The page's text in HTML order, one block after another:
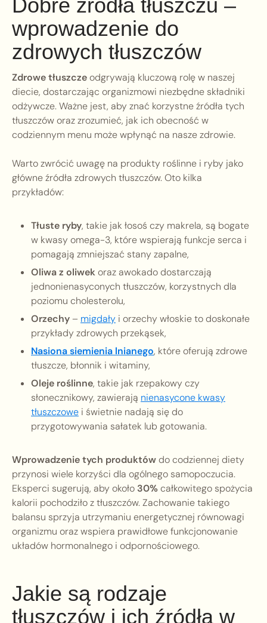
Dobre źródła tłuszczu –
wprowadzenie do
zdrowych tłuszczów
Zdrowe tłuszczeodgrywają kluczową rolę w naszej
diecie, dostarczając organizmowi niezbędne składniki
odżywcze. Ważne jest, aby znać korzystne źródła tych
tłuszczów oraz zrozumieć, jak ich obecność w
codziennym menu może wpłynąć na nasze zdrowie.
Warto zwrócić uwagę na produkty roślinne i ryby jako
główne źródła zdrowych tłuszczów. Oto kilka
przykładów:
Tłuste ryby, takie jak łosoś czy makrela, są bogate
w kwasy omega-3, które wspierają funkcje serca i
pomagają zmniejszać stany zapalne,
Oliwa z oliwekoraz awokado dostarczają
jednonienasyconych tłuszczów, korzystnych dla
poziomu cholesterolu,
Orzechy– migdały i orzechy włoskie to doskonałe
przykłady zdrowych przekąsek,
Nasiona siemienia lnianego, które oferują zdrowe
tłuszcze, błonnik i witaminy,
Oleje roślinne, takie jak rzepakowy czy
słonecznikowy, zawierają nienasycone kwasy
tłuszczowe i świetnie nadają się do
przygotowywania sałatek lub gotowania.
Wprowadzenie tych produktówdo codziennej diety
przynosi wiele korzyści dla ogólnego samopoczucia.
Eksperci sugerują, aby około 30%całkowitego spożycia
kalorii pochodziło z tłuszczów. Zachowanie takiego
balansu sprzyja utrzymaniu energetycznej równowagi
organizmu oraz wspiera prawidłowe funkcjonowanie
układów hormonalnego i odpornościowego.
Jakie są rodzaje
tłuszczów i ich źródła w